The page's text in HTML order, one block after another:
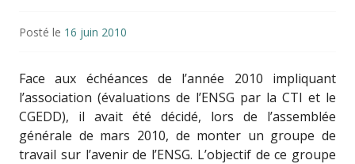
Posté le 16 juin 2010
Face aux échéances de l’année 2010 impliquant
l’association (évaluations de l’ENSG par la CTI et le
CGEDD), il avait été décidé, lors de l’assemblée
générale de mars 2010, de monter un groupe de
travail sur l’avenir de l’ENSG. L’objectif de ce groupe